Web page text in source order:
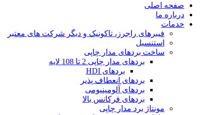
صفحه اصلی
درباره ما
خدمات
فیبرهای راجرز، تاکونیک و دیگر شرکت های معتبر
استنسیل
ساخت بردهای مدار چاپی
بردهای مدار چاپی 2 تا 108 لایه
بردهای HDI
بردهای انعطاف پذیر
بردهای آلومینیومی
بردهای فرکانس بالا
مونتاژ برد مدار چاپی